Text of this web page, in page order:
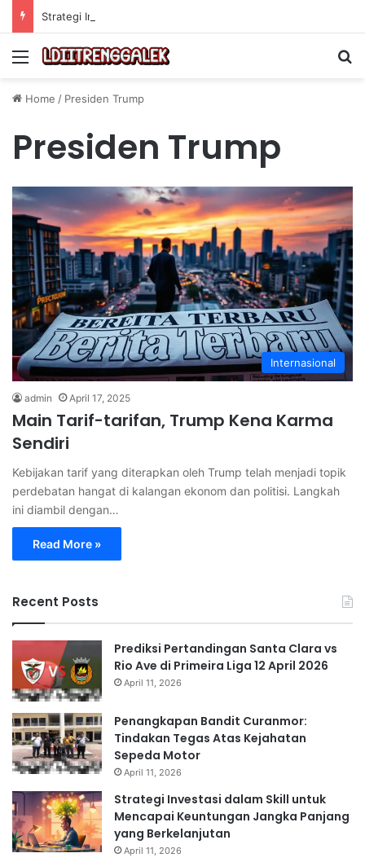
Menu
Home / Presiden Trump
Presiden Trump
Internasional
admin April 17, 2025
Main Tarif-tarifan, Trump Kena Karma
Sendiri
Kebijakan tarif yang diterapkan oleh Trump telah menjadi topik
perdebatan hangat di kalangan ekonom dan politisi. Langkah
ini diambil dengan…
Read More »
Recent Posts
Prediksi Pertandingan Santa Clara vs
Rio Ave di Primeira Liga 12 April 2026
April 11, 2026
Penangkapan Bandit Curanmor:
Tindakan Tegas Atas Kejahatan
Sepeda Motor
April 11, 2026
Strategi Investasi dalam Skill untuk
Mencapai Keuntungan Jangka Panjang
yang Berkelanjutan
April 11, 2026